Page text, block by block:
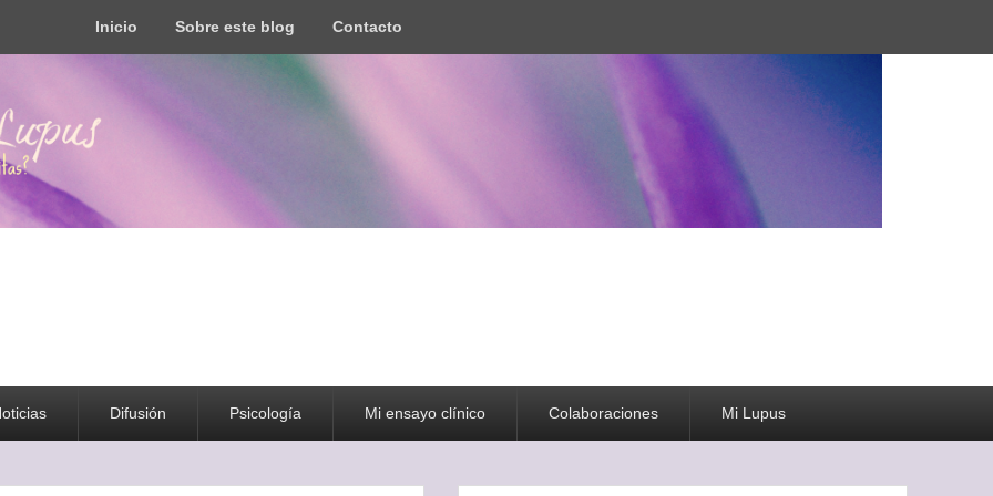
Inicio Sobre este blog Contacto
todo tipo de información y recursos
Difusión Psicología Mi ensayo clínico Colaboraciones Mi Lupus